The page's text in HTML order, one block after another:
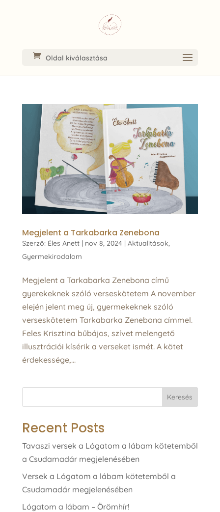
Oldal kiválasztása
Megjelent a Tarkabarka Zenebona
Szerző: Éles Anett| nov 8, 2024| Aktualitások,
Gyermekirodalom
Megjelent a Tarkabarka Zenebona című
gyerekeknek szóló verseskötetem A november
elején jelent meg új, gyermekeknek szóló
verseskötetem Tarkabarka Zenebona címmel.
Feles Krisztina bűbájos, szívet melengető
illusztrációi kísérik a verseket ismét. A kötet
érdekessége,...
Keresés
Recent Posts
Tavaszi versek a Lógatom a lábam kötetemből
a Csudamadár megjelenésében
Versek a Lógatom a lábam kötetemből a
Csudamadár megjelenésében
Lógatom a lábam – Örömhír!